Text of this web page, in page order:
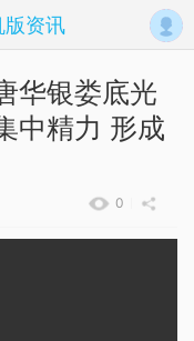
版资讯
华银娄底光
中精力 形成
0